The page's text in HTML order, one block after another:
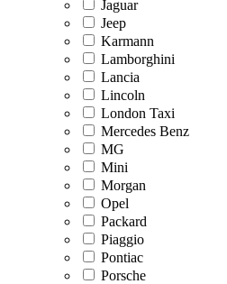
Jaguar
Jeep
Karmann
Lamborghini
Lancia
Lincoln
London Taxi
Mercedes Benz
MG
Mini
Morgan
Opel
Packard
Piaggio
Pontiac
Porsche